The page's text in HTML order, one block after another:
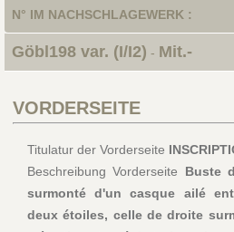
N° IM NACHSCHLAGEWERK :
Göbl198 var. (I/I2) - Mit.-
VORDERSEITE
Titulatur der Vorderseite
Beschreibung Vorderseite Buste
surmonté d'un casque ailé
deux étoiles, celle de droite